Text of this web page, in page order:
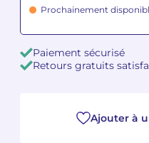
Prochainement
Paiement sécurisé
Retours gratuits
Ajouter à
Voir tous les articles
Camille PÉPIN
Jean-Baptiste ROBIN
Germaine TAILLEFERRE
Camille PÉPIN
Jean-Baptiste ROBIN
Germaine TAILLEFERRE